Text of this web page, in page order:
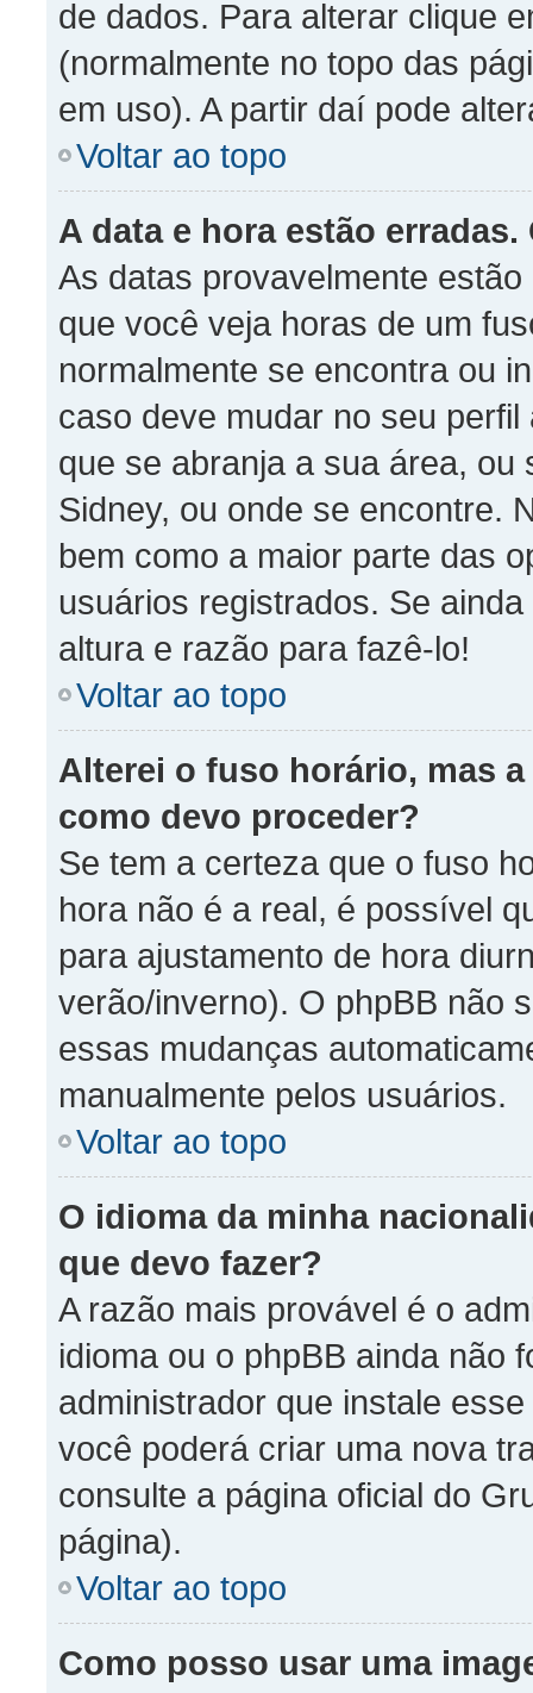
de dados. Para alterar clique
(normalmente no topo das
em uso). A partir daí pode
Voltar ao topo
A data e hora estão
As datas provavelmente
que você veja horas de um
normalmente se encontra ou
caso deve mudar no seu
que se abranja a sua área,
Sidney, ou onde se encontre.
bem como a maior parte das
usuários registrados. Se
altura e razão para fazê-lo!
Voltar ao topo
Alterei o fuso horário, mas
como devo proceder?
Se tem a certeza que o fuso
hora não é a real, é possível
para ajustamento de hora
verão/inverno). O phpBB não
essas mudanças
manualmente pelos usuários.
Voltar ao topo
O idioma da minha
que devo fazer?
A razão mais provável é o
idioma ou o phpBB ainda não
administrador que instale esse
você poderá criar uma nova
consulte a página oficial do
página).
Voltar ao topo
Como posso usar uma